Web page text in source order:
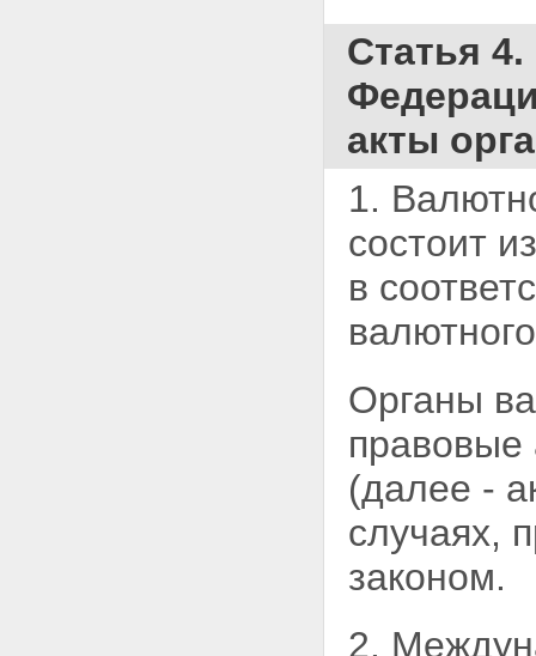
Статья
акты
1.
состоит
в
Органы
правовые
(далее -
случаях,
законом.
2.